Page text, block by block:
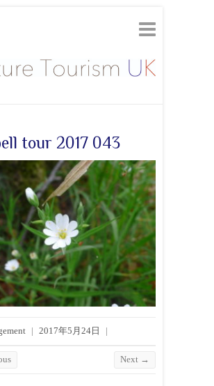
tour 2017 043
| 2017年5月24日 |
Next →